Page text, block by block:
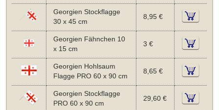
Georgien Stockflagge
30 x 45 cm
8,95 €
Georgien Fähnchen 10
x 15 cm
3 €
Georgien Hohlsaum
Flagge PRO 60 x 90 cm
8,65 €
Georgien Stockflagge
PRO 60 x 90 cm
29,60 €